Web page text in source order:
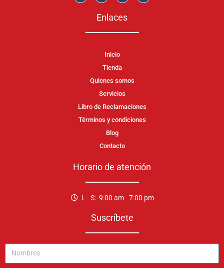
Enlaces
Inicio
Tienda
Quienes somos
Servicios
Libro de Reclamaciones
Términos y condiciones
Blog
Contacto
Horario de atención
L - S: 9:00 am - 7:00 pm
Suscríbete